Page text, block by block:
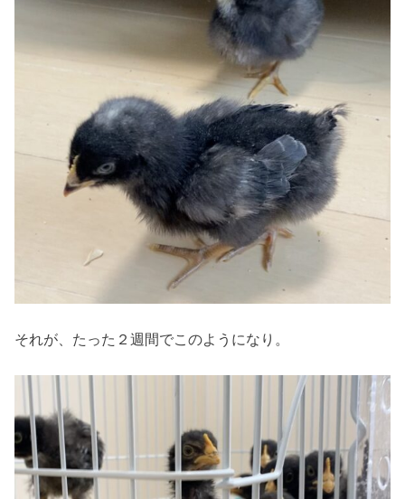
それが、たった２週間でこのようになり。